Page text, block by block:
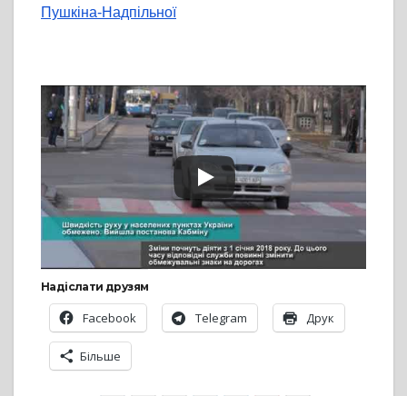
Пушкіна-Надпільної
Надіслати друзям
Facebook Telegram Друк
Більше